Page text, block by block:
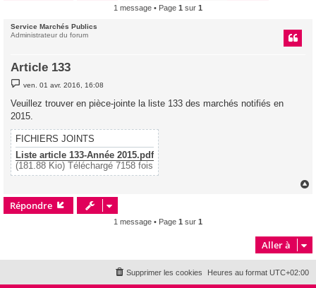
1 message • Page 1 sur 1
Service Marchés Publics
Administrateur du forum
Article 133
e
s
a
e
ven. 01 avr. 2016, 16:08
Veuillez trouver en pièce-jointe la liste 133 des marchés notifiés en
2015.
FICHIERS JOINTS
Liste article 133-Année 2015.pdf
(181.88 Kio) Téléchargé 7158 fois
Répondre
1 message • Page 1 sur 1
Aller à
Heures au format UTC+02:00
Supprimer les cookies